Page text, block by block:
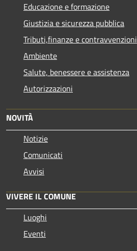
Educazione e formazione
Giustizia e sicurezza pubblica
Tributi,finanze e contravvenzioni
Ambiente
Salute, benessere e assistenza
Autorizzazioni
NOVITÀ
Notizie
Comunicati
Avvisi
VIVERE IL COMUNE
Luoghi
Eventi